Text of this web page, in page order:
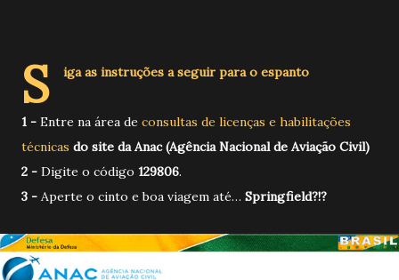
S iga as instruções a seguir para o espanto
1 - Entre na área de consultas de licenças e habilitações
técnicas do site da Anac (Agência Nacional de Aviação Civil)
2 - Digite o código 129806.
3 - Aperte o cinto e boa viagem até… Springfield?!?